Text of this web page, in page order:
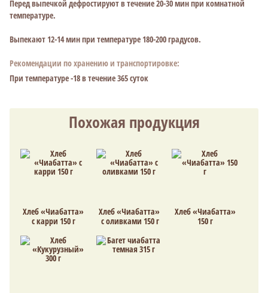
Похожая продукция
Хлеб «Чиабатта»
с карри 150 г
Хлеб «Чиабатта»
с оливками 150 г
Хлеб «Чиабатта»
150 г
Перед выпечкой дефростируют в течение 20-30 мин при комнатной
температуре.
Выпекают 12-14 мин при температуре 180-200 градусов.
Рекомендации по хранению и транспортировке:
При температуре -18 в течение 365 суток